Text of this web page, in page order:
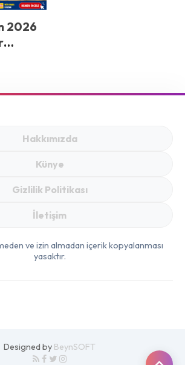
2026
Hakkımızda
Künye
Gizlilik Politikası
İletişim
ve izin almadan içerik kopyalanması
yasaktır.
Designed by BeynSOFT